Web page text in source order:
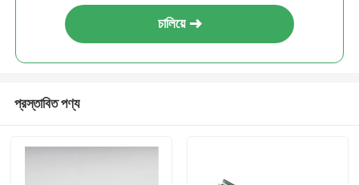
চালিয়ে
প্রস্তাবিত পণ্য